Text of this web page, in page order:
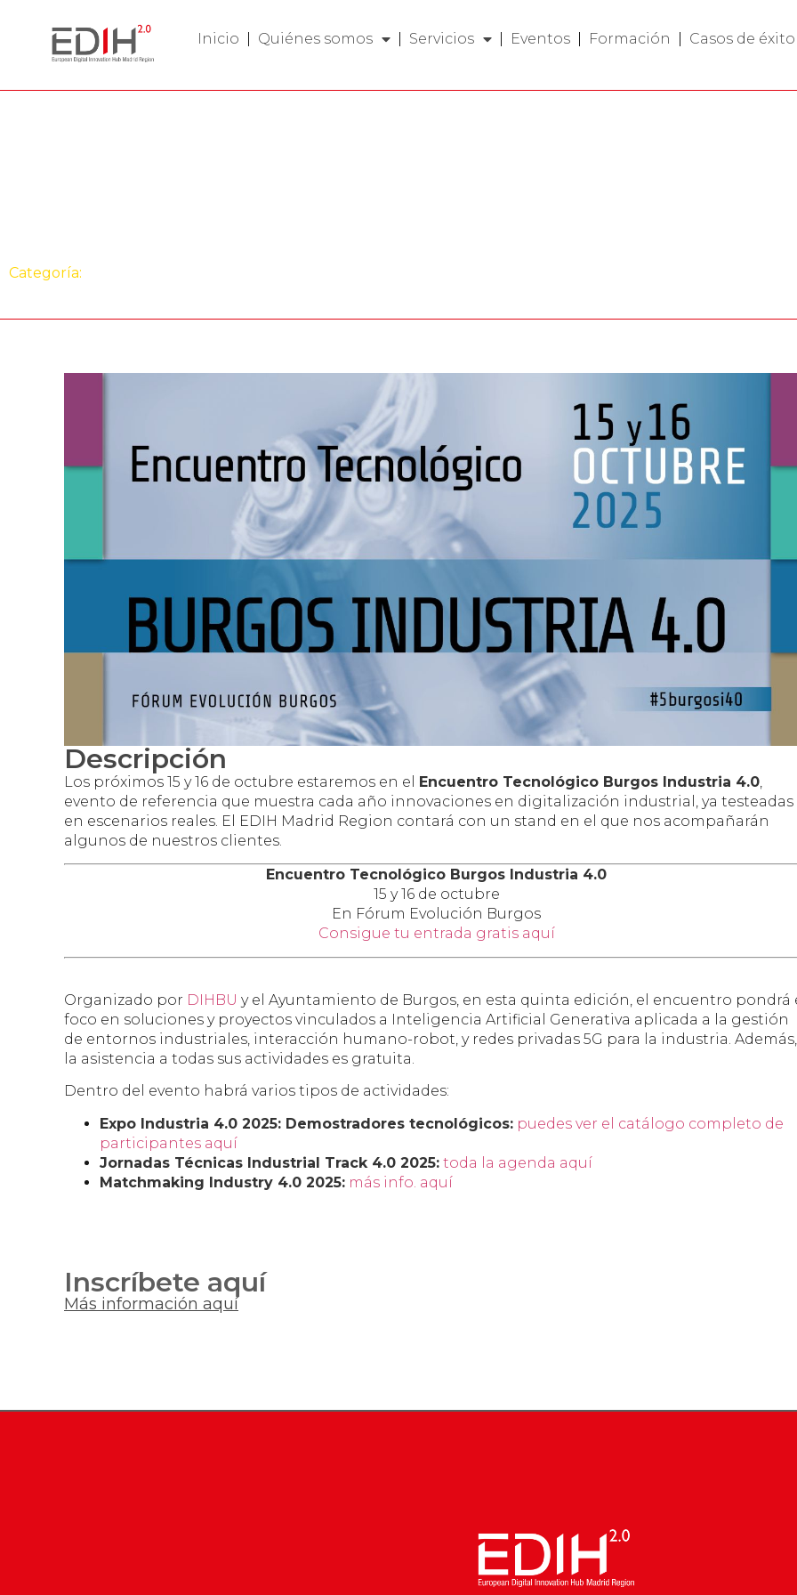
Inicio Quiénes somos Servicios Eventos Formación Casos de éxito
Categoría:
Descripción
Los próximos 15 y 16 de octubre estaremos en el Encuentro Tecnológico Burgos Industria 4.0
evento de referencia que muestra cada año innovaciones en digitalización industrial, ya testeadas
en escenarios reales. El EDIH Madrid Region contará con un stand en el que nos acompañarán
algunos de nuestros clientes.
Encuentro Tecnológico Burgos Industria 4.0
15 y 16 de octubre
En Fórum Evolución Burgos
Consigue tu entrada gratis aquí
Organizado por DIHBU y el Ayuntamiento de Burgos, en esta quinta edición, el encuentro pondrá
foco en soluciones y proyectos vinculados a Inteligencia Artificial Generativa aplicada a la gestión
de entornos industriales, interacción humano-robot, y redes privadas 5G para la industria. Además,
la asistencia a todas sus actividades es gratuita.
Dentro del evento habrá varios tipos de actividades:
Expo Industria 4.0 2025: Demostradores tecnológicos: puedes ver el catálogo completo de
participantes aquí
Jornadas Técnicas Industrial Track 4.0 2025: toda la agenda aquí
Matchmaking Industry 4.0 2025: más info. aquí
Inscríbete aquí
Más información aquí